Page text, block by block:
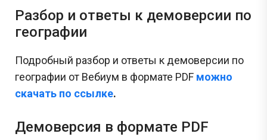
Разбор и ответы к демоверсии по
географии
Подробный разбор и ответы к демоверсии по
географии от Вебиум в формате PDF можно
скачать по ссылке.
Демоверсия в формате PDF